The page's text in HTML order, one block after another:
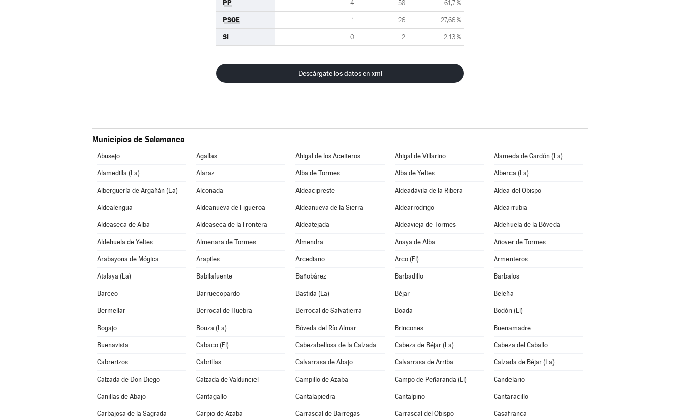
PP 4 58 61,7 %
PSOE 1 26 27,66 %
SI 0 2 2,13 %
Descárgate los datos en xml
Municipios de Salamanca
Abusejo Agallas Ahigal de los Aceiteros Ahigal de Villarino Alameda de Gardón (La)
Alamedilla (La) Alaraz Alba de Tormes Alba de Yeltes Alberca (La)
Alberguería de Argañán (La) Alconada Aldeacipreste Aldeadávila de la Ribera Aldea del Obispo
Aldealengua Aldeanueva de Figueroa Aldeanueva de la Sierra Aldearrodrigo Aldearrubia
Aldeaseca de Alba Aldeaseca de la Frontera Aldeatejada Aldeavieja de Tormes Aldehuela de la Bóveda
Aldehuela de Yeltes Almenara de Tormes Almendra Anaya de Alba Añover de Tormes
Arabayona de Mógica Arapiles Arcediano Arco (El) Armenteros
Atalaya (La) Babilafuente Bañobárez Barbadillo Barbalos
Barceo Barruecopardo Bastida (La) Béjar Beleña
Bermellar Berrocal de Huebra Berrocal de Salvatierra Boada Bodón (El)
Bogajo Bouza (La) Bóveda del Río Almar Brincones Buenamadre
Buenavista Cabaco (El) Cabezabellosa de la Calzada Cabeza de Béjar (La) Cabeza del Caballo
Cabrerizos Cabrillas Calvarrasa de Abajo Calvarrasa de Arriba Calzada de Béjar (La)
Calzada de Don Diego Calzada de Valdunciel Campillo de Azaba Campo de Peñaranda (El) Candelario
Canillas de Abajo Cantagallo Cantalapiedra Cantalpino Cantaracillo
Carbajosa de la Sagrada Carpio de Azaba Carrascal de Barregas Carrascal del Obispo Casafranca